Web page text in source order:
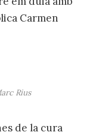
Carmen
Rius
de la cura